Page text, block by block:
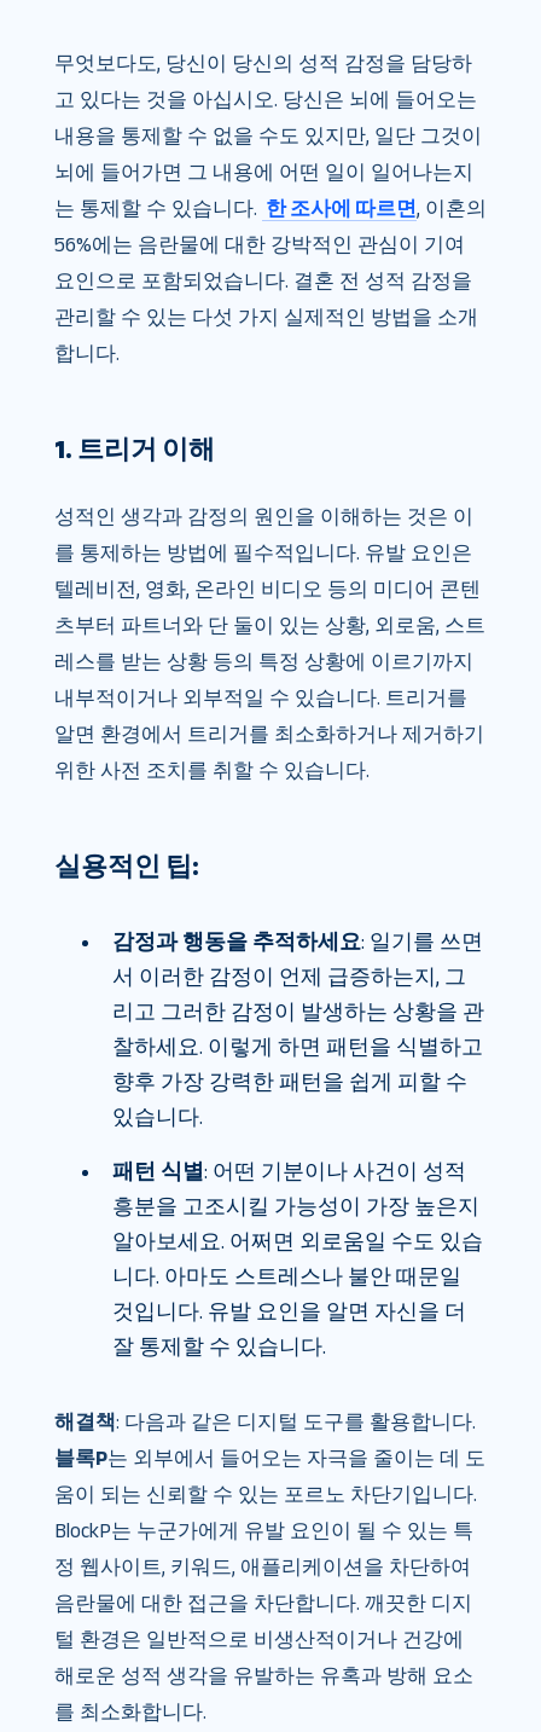
무엇보다도, 당신이 당신의 성적 감정을 담당하
고 있다는 것을 아십시오. 당신은 뇌에 들어오는
내용을 통제할 수 없을 수도 있지만, 일단 그것이
뇌에 들어가면 그 내용에 어떤 일이 일어나는지
는 통제할 수 있습니다. 한 조사에 따르면, 이혼의
56%에는 음란물에 대한 강박적인 관심이 기여
요인으로 포함되었습니다. 결혼 전 성적 감정을
관리할 수 있는 다섯 가지 실제적인 방법을 소개
합니다.
1. 트리거 이해
성적인 생각과 감정의 원인을 이해하는 것은 이
를 통제하는 방법에 필수적입니다. 유발 요인은
텔레비전, 영화, 온라인 비디오 등의 미디어 콘텐
츠부터 파트너와 단 둘이 있는 상황, 외로움, 스트
레스를 받는 상황 등의 특정 상황에 이르기까지
내부적이거나 외부적일 수 있습니다. 트리거를
알면 환경에서 트리거를 최소화하거나 제거하기
위한 사전 조치를 취할 수 있습니다.
실용적인 팁:
감정과 행동을 추적하세요: 일기를 쓰면
서 이러한 감정이 언제 급증하는지, 그
리고 그러한 감정이 발생하는 상황을 관
찰하세요. 이렇게 하면 패턴을 식별하고
향후 가장 강력한 패턴을 쉽게 피할 수
있습니다.
패턴 식별: 어떤 기분이나 사건이 성적
흥분을 고조시킬 가능성이 가장 높은지
알아보세요. 어쩌면 외로움일 수도 있습
니다. 아마도 스트레스나 불안 때문일
것입니다. 유발 요인을 알면 자신을 더
잘 통제할 수 있습니다.
해결책: 다음과 같은 디지털 도구를 활용합니다.
블록P는 외부에서 들어오는 자극을 줄이는 데 도
움이 되는 신뢰할 수 있는 포르노 차단기입니다.
BlockP는 누군가에게 유발 요인이 될 수 있는 특
정 웹사이트, 키워드, 애플리케이션을 차단하여
음란물에 대한 접근을 차단합니다. 깨끗한 디지
털 환경은 일반적으로 비생산적이거나 건강에
해로운 성적 생각을 유발하는 유혹과 방해 요소
를 최소화합니다.